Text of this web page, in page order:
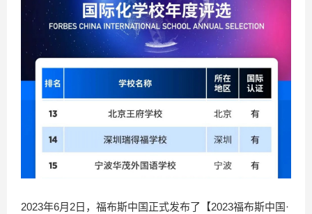
2023年6月2日，福布斯中国正式发布了【2023福布斯中国·